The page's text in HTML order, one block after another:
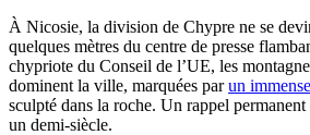
À Nicosie, la division de Chypre ne se
quelques mètres du centre de presse
chypriote du Conseil de l’UE, les
dominent la ville, marquées parun
sculpté dans la roche. Un rappel
un demi-siècle.